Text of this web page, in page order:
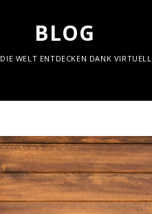
BLOG
DIE WELT ENTDECKEN DANK